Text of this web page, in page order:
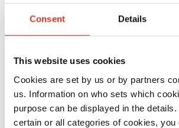
Consent Details
This website uses cookies
Cookies are set by us or by partners
us. Information on who sets which
purpose can be displayed in the
certain or all categories of cookies, you
Motor 4,0 kW
Stundenleistung ca. 2 - 5
Ballengewicht bis 250 kg
Maximale Ballengröße L 1200